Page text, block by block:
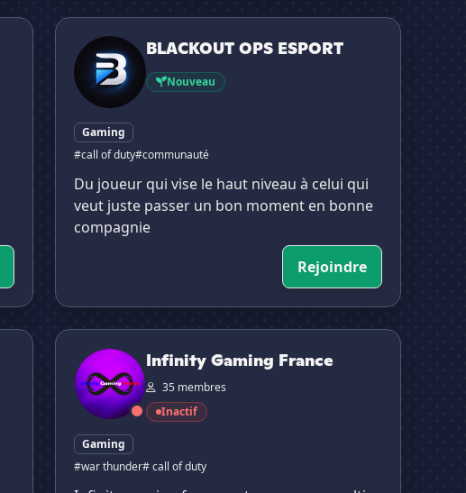
BLACKOUT OPS ESPORT
BLACKOUT OPS ESPORT
Nouveau
Gaming
#call of duty#communauté
Du joueur qui vise le haut niveau à celui qui
veut juste passer un bon moment en bonne
compagnie
Rejoindre
Infinity Gaming France
Infinity Gaming France
35 membres
Inactif
Gaming
#war thunder# call of duty